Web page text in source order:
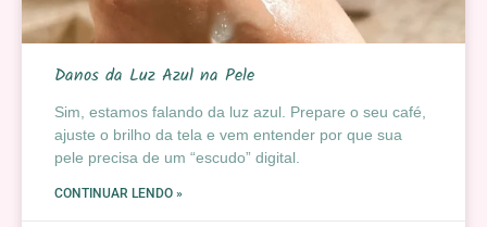
Danos da Luz Azul na Pele
Sim, estamos falando da luz azul. Prepare o seu café,
ajuste o brilho da tela e vem entender por que sua
pele precisa de um “escudo” digital.
CONTINUAR LENDO »